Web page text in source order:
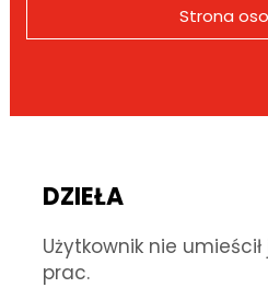
Strona
DZIEŁA
Użytkownik nie
prac.